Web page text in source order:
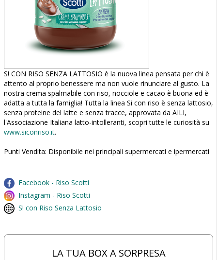
S! CON RISO SENZA LATTOSIO è la nuova linea pensata per chi è
attento al proprio benessere ma non vuole rinunciare al gusto. La
nostra crema spalmabile con riso, nocciole e cacao è buona ed è
adatta a tutta la famiglia! Tutta la linea Si con riso è senza lattosio,
senza proteine del latte e senza tracce, approvata da AILI,
l'Associazione Italiana latto-intolleranti, scopri tutte le curiosità su
www.siconriso.it.
Punti Vendita: Disponibile nei principali supermercati e ipermercati
Facebook - Riso Scotti
Instagram - Riso Scotti
S! con Riso Senza Lattosio
LA TUA BOX A SORPRESA